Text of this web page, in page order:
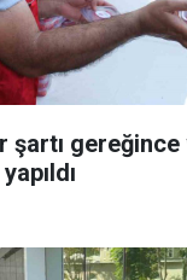
şartı